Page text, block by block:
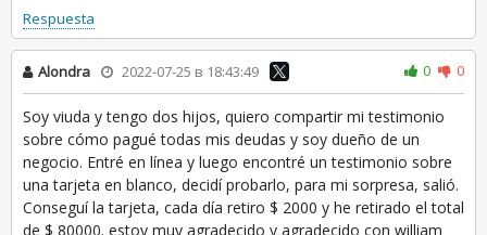
Respuesta
Alondra 2022-07-25 в 18:43:49 0 0
Soy viuda y tengo dos hijos, quiero compartir mi testimonio
sobre cómo pagué todas mis deudas y soy dueño de un
negocio. Entré en línea y luego encontré un testimonio sobre
una tarjeta en blanco, decidí probarlo, para mi sorpresa, salió.
Conseguí la tarjeta, cada día retiro $ 2000 y he retirado el total
de $ 80000. estoy muy agradecido y agradecido con william